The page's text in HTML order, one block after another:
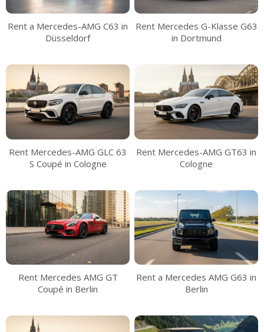
Rent a Mercedes-AMG C63 in
Düsseldorf
Rent Mercedes G-Klasse G63
in Dortmund
Rent Mercedes-AMG GLC 63
S Coupé in Cologne
Rent Mercedes-AMG GT63 in
Cologne
Rent Mercedes AMG GT
Coupé in Berlin
Rent a Mercedes AMG G63 in
Berlin